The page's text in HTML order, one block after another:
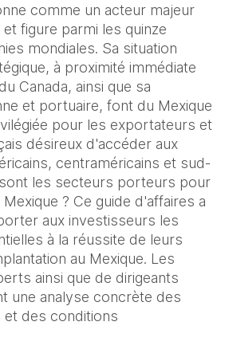
comme un acteur majeur
figure parmi les quinze
mondiales. Sa situation
à proximité immédiate
Canada, ainsi que sa
et portuaire, font du Mexique
pour les exportateurs et
désireux d'accéder aux
centraméricains et sud-
les secteurs porteurs pour
Mexique ? Ce guide d'affaires a
aux investisseurs les
à la réussite de leurs
au Mexique. Les
ainsi que de dirigeants
une analyse concrète des
des conditions